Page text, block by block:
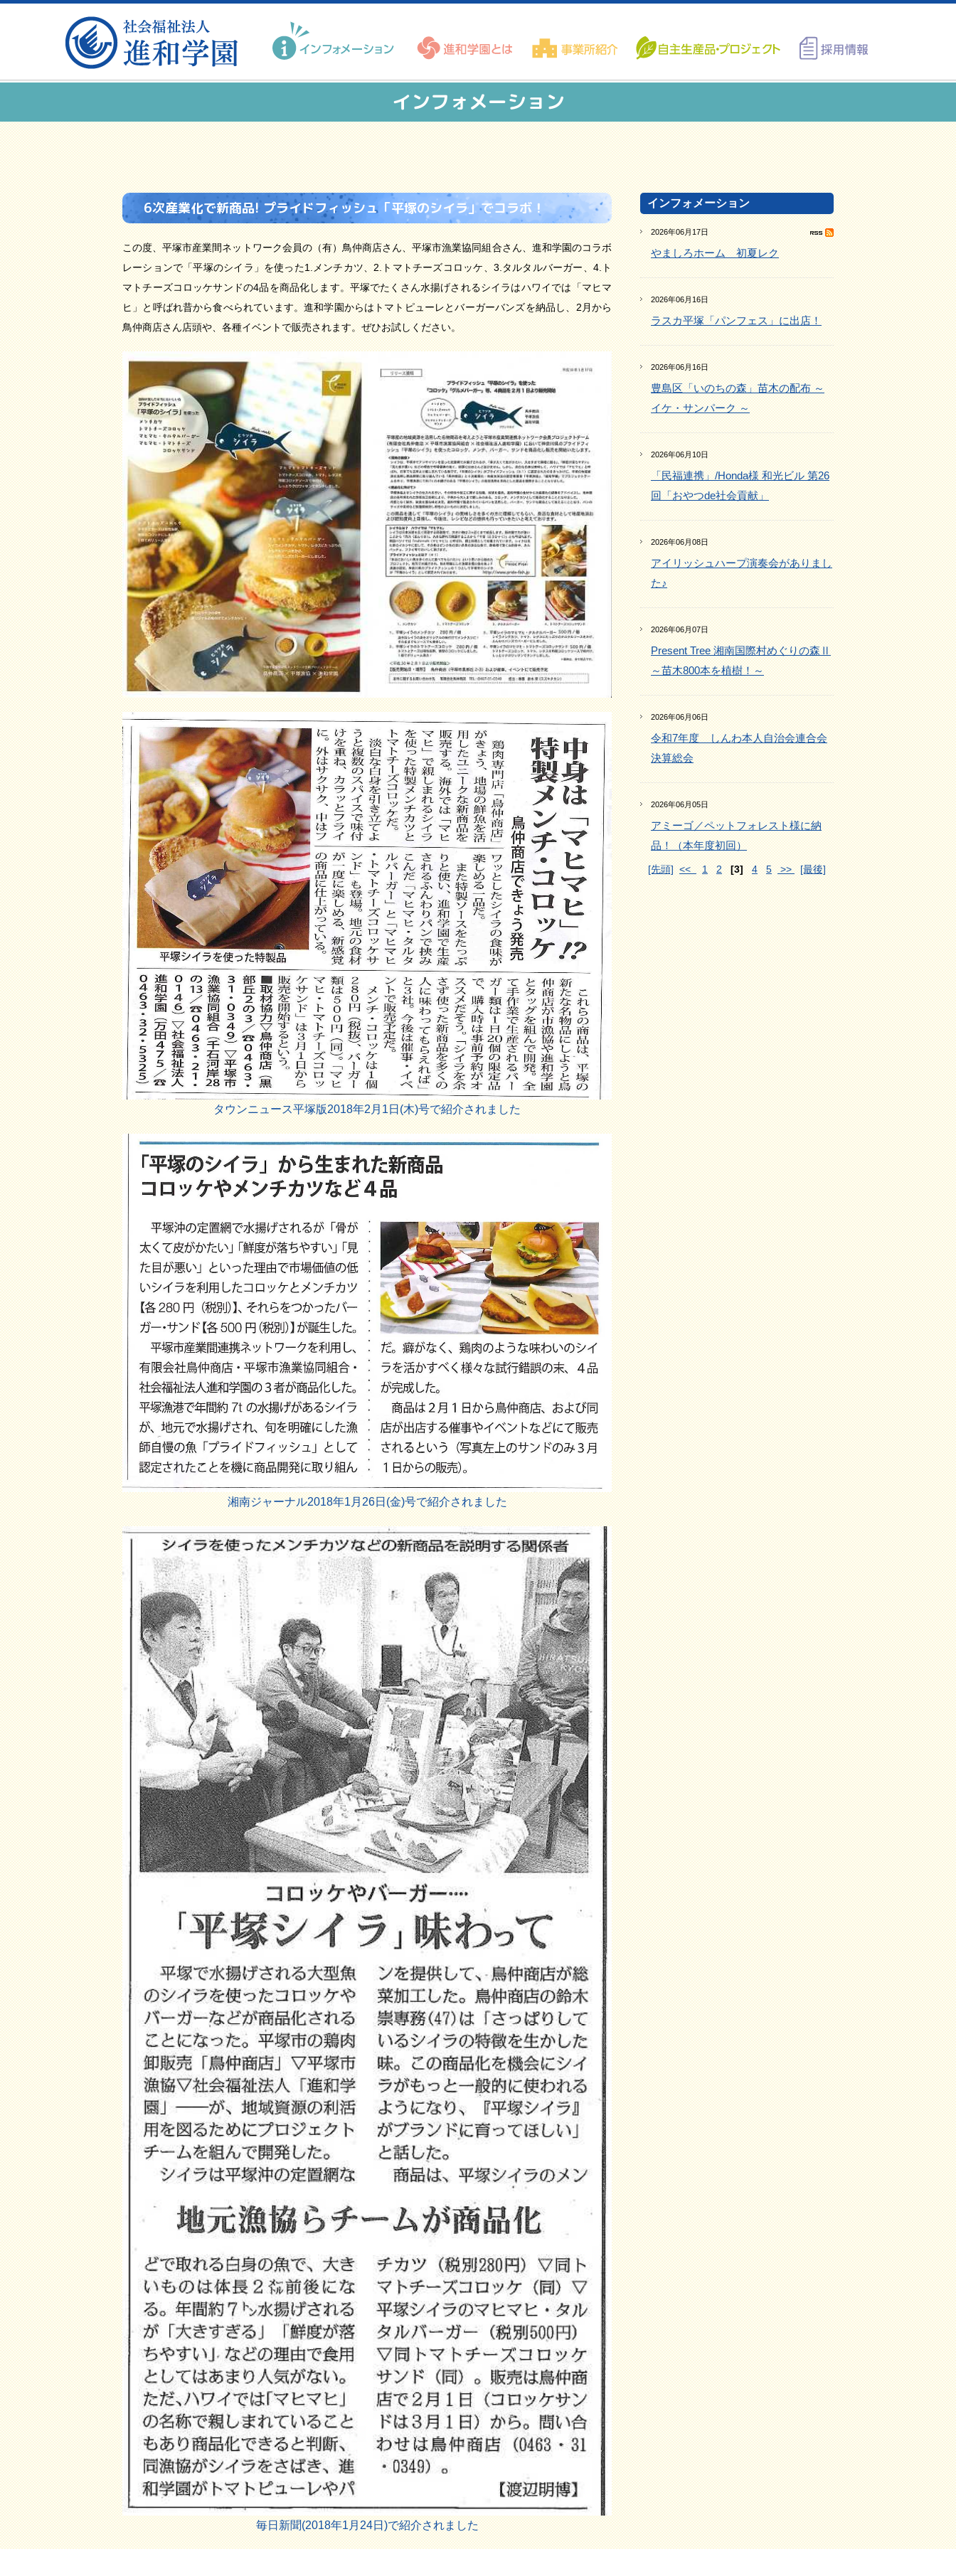
インフォメーション
6次産業化で新商品! プライドフィッシュ「平塚のシイラ」でコラボ！
この度、平塚市産業間ネットワーク会員の（有）鳥仲商店さん、平塚市漁業協同組合さん、進和学園のコラボ
レーションで「平塚のシイラ」を使った1.メンチカツ、2.トマトチーズコロッケ、3.タルタルバーガー、4.ト
マトチーズコロッケサンドの4品を商品化します。平塚でたくさん水揚げされるシイラはハワイでは「マヒマ
ヒ」と呼ばれ昔から食べられています。進和学園からはトマトピューレとバーガーバンズを納品し、2月から
鳥仲商店さん店頭や、各種イベントで販売されます。ぜひお試しください。
タウンニュース平塚版2018年2月1日(木)号で紹介されました
湘南ジャーナル2018年1月26日(金)号で紹介されました
毎日新聞(2018年1月24日)で紹介されました
インフォメーション
2026年06月17日
やましろホーム 初夏レク
2026年06月16日
ラスカ平塚「パンフェス」に出店！
2026年06月16日
豊島区「いのちの森」苗木の配布 ～
イケ・サンパーク ～
2026年06月10日
「民福連携」/Honda様 和光ビル 第26
回「おやつde社会貢献」
2026年06月08日
アイリッシュハープ演奏会がありまし
た♪
2026年06月07日
Present Tree 湘南国際村めぐりの森Ⅱ
～苗木800本を植樹！～
2026年06月06日
令和7年度 しんわ本人自治会連合会
決算総会
2026年06月05日
アミーゴ／ペットフォレスト様に納
品！（本年度初回）
[先頭] << 1 2 [3] 4 5 >> [最後]